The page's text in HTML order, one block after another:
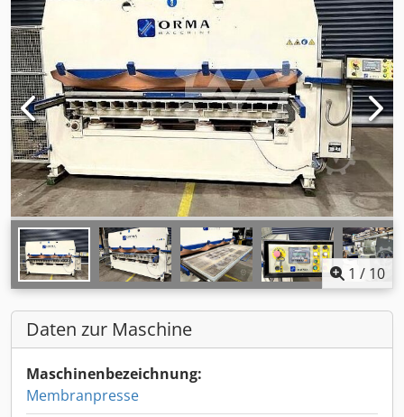
1 / 10
Daten zur Maschine
Maschinenbezeichnung:
Membranpresse